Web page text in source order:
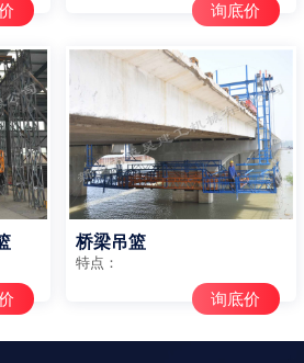
询底价
桥梁吊篮
特点：
询底价